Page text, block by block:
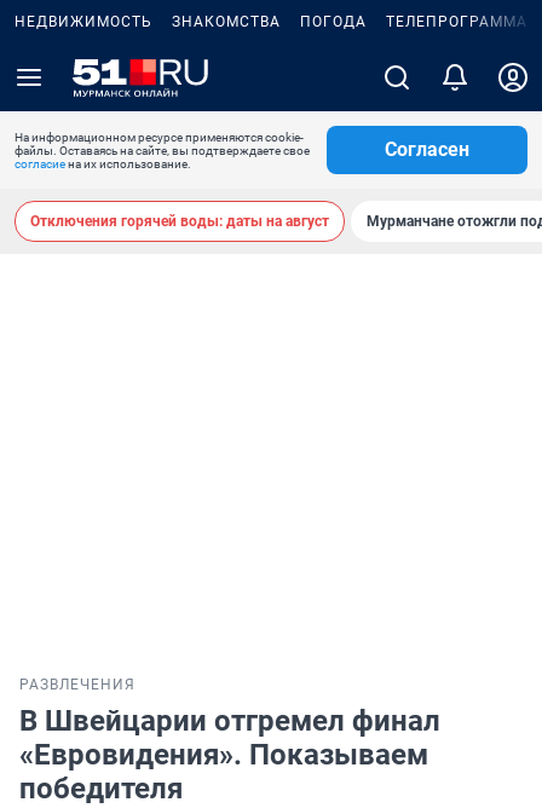
НЕДВИЖИМОСТЬ ЗНАКОМСТВА ПОГОДА ТЕЛЕПРОГРАММА
На информационном ресурсе применяются cookie-
файлы. Оставаясь на сайте, вы подтверждаете свое
согласиена их использование.
Согласен
Отключения горячей воды: даты на август Мурманчане отожгли
РАЗВЛЕЧЕНИЯ
В Швейцарии отгремел финал
«Евровидения». Показываем
победителя